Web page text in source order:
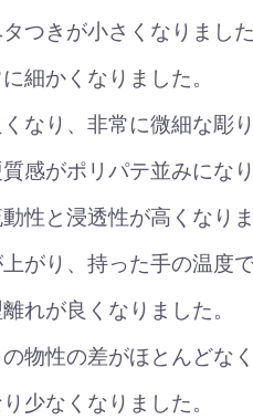
つきが小さくなりました
細かくなりました。
なり、非常に微細な彫
感がポリパテ並みになり
性と浸透性が高くなりま
がり、持った手の温度
れが良くなりました。
物性の差がほとんどな
少なくなりました。